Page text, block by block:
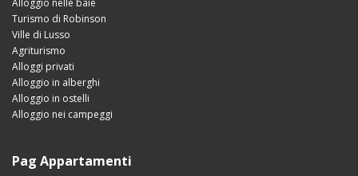
Alloggio nelle baie
Turismo di Robinson
Ville di Lusso
Agriturismo
Alloggi privati
Alloggio in alberghi
Alloggio in ostelli
Alloggio nei campeggi
Pag Appartamenti